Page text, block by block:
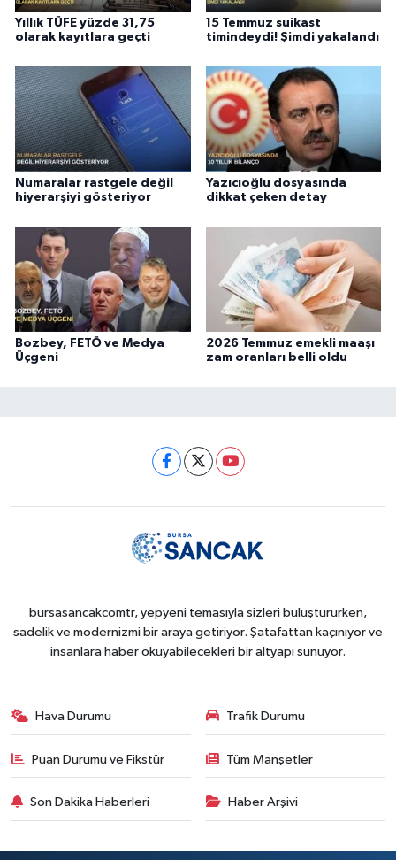
Yıllık TÜFE yüzde 31,75
olarak kayıtlara geçti
15 Temmuz suikast
timindeydi! Şimdi yakalandı
Numaralar rastgele değil
hiyerarşiyi gösteriyor
Yazıcıoğlu dosyasında
dikkat çeken detay
Bozbey, FETÖ ve Medya
Üçgeni
2026 Temmuz emekli maaşı
zam oranları belli oldu
bursasancakcomtr, yepyeni temasıyla sizleri buluştururken,
sadelik ve modernizmi bir araya getiriyor. Şatafattan kaçınıyor ve
insanlara haber okuyabilecekleri bir altyapı sunuyor.
Hava Durumu Trafik Durumu
Puan Durumu ve Fikstür Tüm Manşetler
Son Dakika Haberleri Haber Arşivi